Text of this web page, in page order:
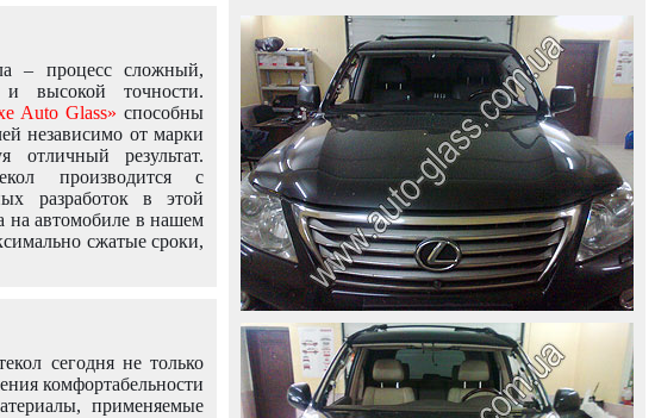
– процесс сложный,
высокой точности.
Auto Glass» способны
независимо от марки
отличный результат.
производится с
разработок в этой
на автомобиле в нашем
сжатые сроки,
сегодня не только
комфортабельности
применяемые